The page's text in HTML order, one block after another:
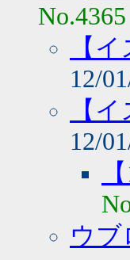
No.4365
【
12/
【
12/
ウブ